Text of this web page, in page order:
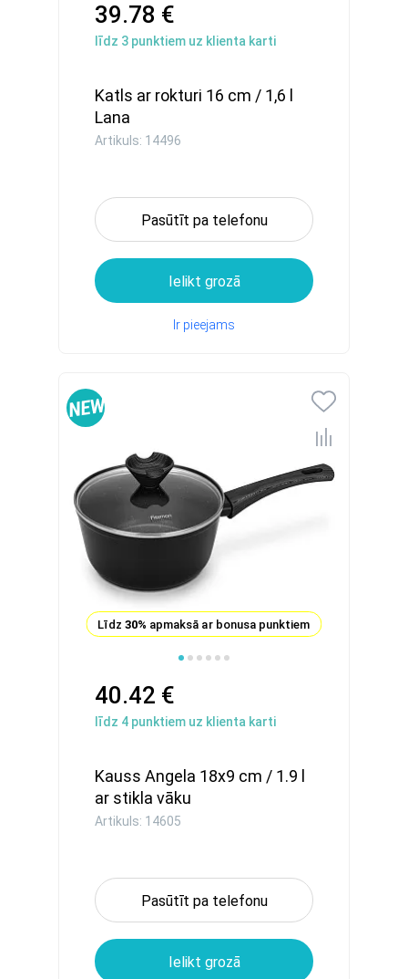
39.78 €
līdz 3 punktiem uz klienta karti
Katls ar rokturi 16 cm / 1,6 l
Lana
Artikuls: 14496
Pasūtīt pa telefonu
Ielikt grozā
Ir pieejams
Līdz 30% apmaksā ar bonusa punktiem
40.42 €
līdz 4 punktiem uz klienta karti
Kauss Angela 18x9 cm / 1.9 l
ar stikla vāku
Artikuls: 14605
Pasūtīt pa telefonu
Ielikt grozā